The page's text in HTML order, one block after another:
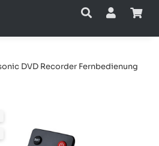
DVD Recorder Fernbedienung